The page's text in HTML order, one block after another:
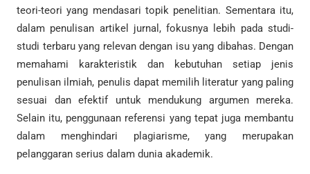
teori-teori yang mendasari topik penelitian. Sementara itu,
dalam penulisan artikel jurnal, fokusnya lebih pada studi-
studi terbaru yang relevan dengan isu yang dibahas. Dengan
memahami karakteristik dan kebutuhan setiap jenis
penulisan ilmiah, penulis dapat memilih literatur yang paling
sesuai dan efektif untuk mendukung argumen mereka.
Selain itu, penggunaan referensi yang tepat juga membantu
dalam menghindari plagiarisme, yang merupakan
pelanggaran serius dalam dunia akademik.